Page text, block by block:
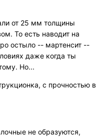
от 25 мм толщины
То есть наводит на
остыло -- мартенсит --
даже когда ты
Но...
с прочностью в
не образуются,